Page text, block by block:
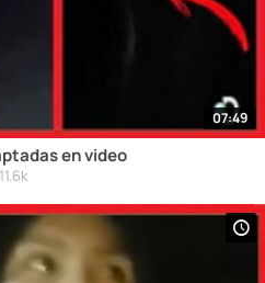
07:49
en video
11.6k